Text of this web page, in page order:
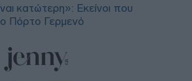
κατώτερη»: Εκείνοι που
Πόρτο Γερμενό